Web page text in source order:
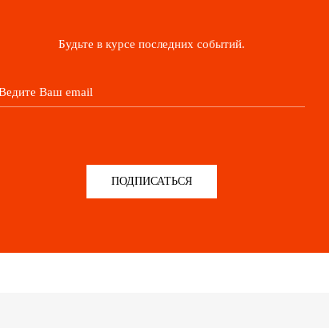
Будьте в курсе последних событий.
ПОДПИСАТЬСЯ